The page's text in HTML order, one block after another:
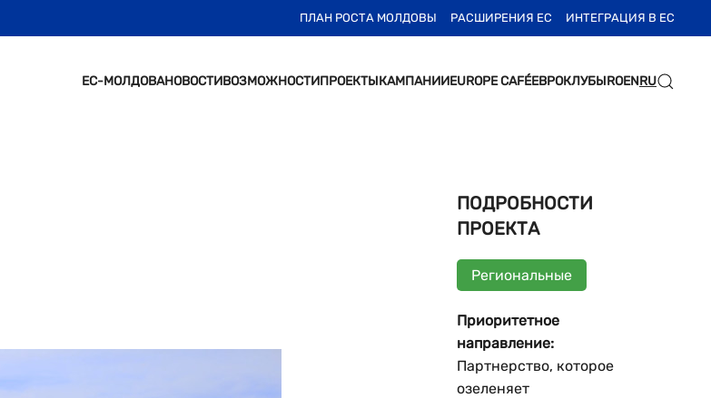
ПЛАН РОСТА МОЛДОВЫ РАСШИРЕНИЯ ЕС ИНТЕГРАЦИЯ В ЕС
ЕС-МОЛДОВАНОВОСТИВОЗМОЖНОСТИПРОЕКТЫКАМПАНИИEUROPE CAFÉЕВРОКЛУБЫROENRU
ПОДРОБНОСТИ
ПРОЕКТА
Региональные
Приоритетное
направление:
Партнерство, которое
озеленяет